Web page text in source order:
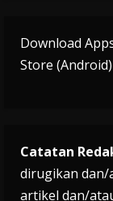
Download
Store (Android)
Catatan
dirugikan dan/
artikel dan/